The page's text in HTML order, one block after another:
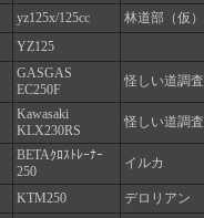
yz125x/125cc 林道部（仮）
YZ125
GASGAS
EC250F
怪しい道調
Kawasaki
KLX230RS
怪しい道調
BETAｸﾛｽﾄﾚｰﾅｰ
250
イルカ
KTM250 デロリアン